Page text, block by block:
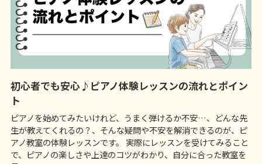
初心者でも安心♪ピアノ体験レッスンの流れとポイン
ト
ピアノを始めてみたいけれど、うまく弾けるか不安…、どんな先
生が教えてくれるの？、そんな疑問や不安を解消できるのが、ピ
アノ教室の体験レッスンです。 実際にレッスンを受けてみること
で、ピアノの楽しさや上達のコツがわかり、自分に合った教室を